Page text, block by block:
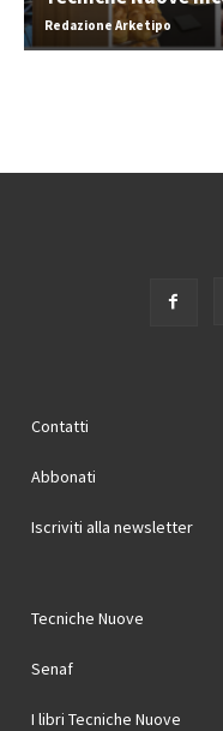
Redazione Arketipo
Contatti
Abbonati
Iscriviti alla newsletter
Tecniche Nuove
Senaf
I libri Tecniche Nuove